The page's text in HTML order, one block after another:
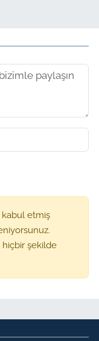
kabul etmiş
hiçbir şekilde